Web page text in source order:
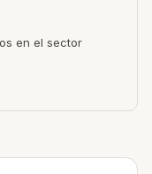
en el sector